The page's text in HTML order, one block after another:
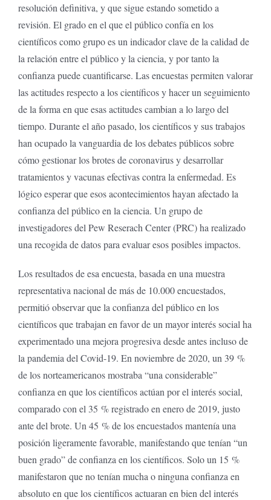
resolución definitiva, y que sigue estando sometido a
revisión. El grado en el que el público confía en los
científicos como grupo es un indicador clave de la calidad de
la relación entre el público y la ciencia, y por tanto la
confianza puede cuantificarse. Las encuestas permiten valorar
las actitudes respecto a los científicos y hacer un seguimiento
de la forma en que esas actitudes cambian a lo largo del
tiempo. Durante el año pasado, los científicos y sus trabajos
han ocupado la vanguardia de los debates públicos sobre
cómo gestionar los brotes de coronavirus y desarrollar
tratamientos y vacunas efectivas contra la enfermedad. Es
lógico esperar que esos acontecimientos hayan afectado la
confianza del público en la ciencia. Un grupo de
investigadores del Pew Reserach Center (PRC) ha realizado
una recogida de datos para evaluar esos posibles impactos.
Los resultados de esa encuesta, basada en una muestra
representativa nacional de más de 10.000 encuestados,
permitió observar que la confianza del público en los
científicos que trabajan en favor de un mayor interés social ha
experimentado una mejora progresiva desde antes incluso de
la pandemia del Covid-19. En noviembre de 2020, un 39 %
de los norteamericanos mostraba “una considerable”
confianza en que los científicos actúan por el interés social,
comparado con el 35 % registrado en enero de 2019, justo
ante del brote. Un 45 % de los encuestados mantenía una
posición ligeramente favorable, manifestando que tenían “un
buen grado” de confianza en los científicos. Solo un 15 %
manifestaron que no tenían mucha o ninguna confianza en
absoluto en que los científicos actuaran en bien del interés